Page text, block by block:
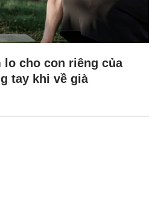
lo cho con riêng của
tay khi về già